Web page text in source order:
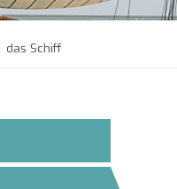
das Schiff